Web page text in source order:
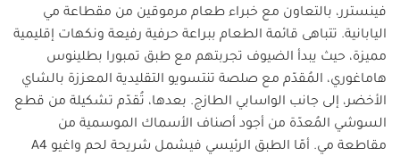
فينسترر، بالتعاون مع خبراء طعام مرموقين من مقطاعة مي
اليابانية. تتباهى قائمة الطعام ببراعة حرفية رفيعة ونكهات إقليمية
مميزة، حيث يبدأ الضيوف تجربتهم مع طبق تمبورا بطلينوس
هاماغوري، المُقدّم مع صلصة تنتسويو التقليدية المعززة بالشاي
الأخضر، إلى جانب الواسابي الطازج. بعدها، تُقدّم تشكيلة من قطع
السوشي المُعدّة من أجود أصناف الأسماك الموسمية من
مقاطعة مي. أمّا الطبق الرئيسي فيشمل شريحة لحم واغيو